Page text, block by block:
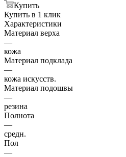
Купить
Купить в 1 клик
Характеристики
Материал верха
—
кожа
Материал подклада
—
кожа искусств.
Материал подошвы
—
резина
Полнота
—
средн.
Пол
—